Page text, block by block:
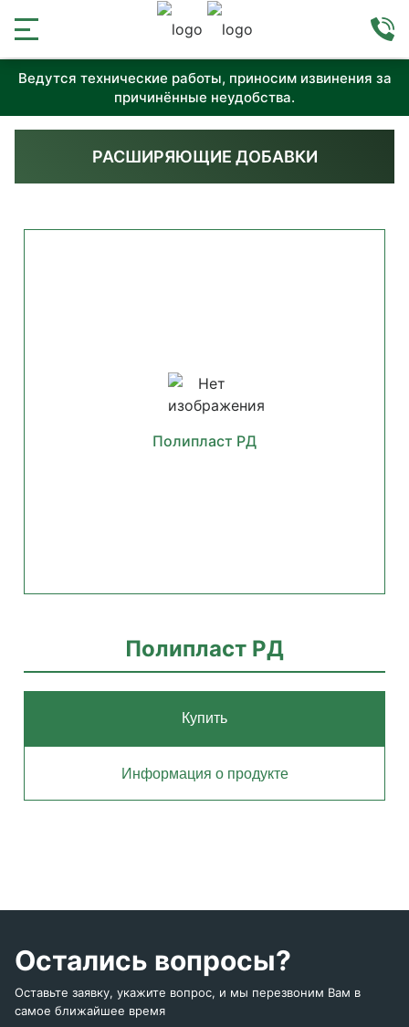
Ведутся технические работы, приносим извинения за
причинённые неудобства.
РАСШИРЯЮЩИЕ ДОБАВКИ
Полипласт РД
Полипласт РД
Купить
Информация о продукте
Остались вопросы?
Оставьте заявку, укажите вопрос, и мы перезвоним Вам в
самое ближайшее время